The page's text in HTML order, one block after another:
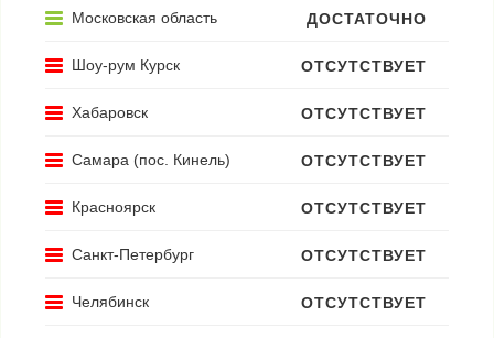
Московская область ДОСТАТОЧНО
Шоу-рум Курск ОТСУТСТВУЕТ
Хабаровск ОТСУТСТВУЕТ
Самара (пос. Кинель) ОТСУТСТВУЕТ
Красноярск ОТСУТСТВУЕТ
Санкт-Петербург ОТСУТСТВУЕТ
Челябинск ОТСУТСТВУЕТ